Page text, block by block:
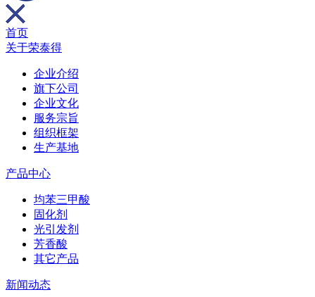
首页
关于荣泰得
企业介绍
旗下公司
企业文化
服务宗旨
组织框架
生产基地
产品中心
均苯三甲酸
固化剂
光引发剂
芳香酸
其它产品
新闻动态